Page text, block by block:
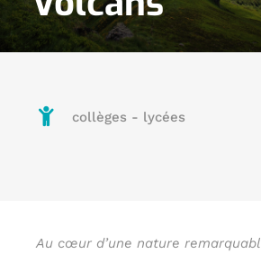
collèges - lycées
Au cœur d’une nature